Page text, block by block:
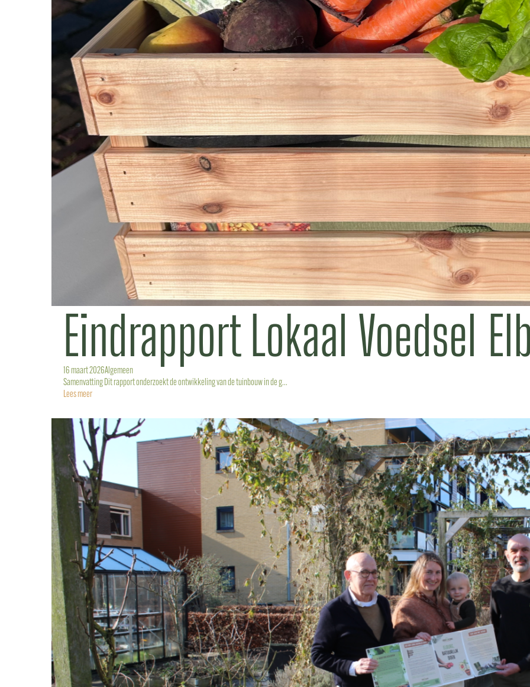
Eindrapport Lokaal Voedsel
16 maart 2026Algemeen
Samenvatting Dit rapport onderzoekt de ontwikkeling van de tuinbouw in de g...
Lees meer